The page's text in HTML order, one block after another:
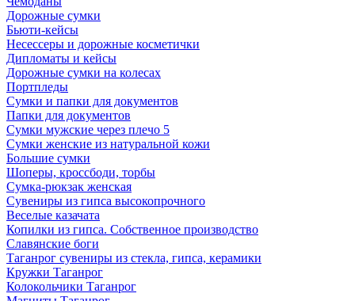
Дорожные сумки
Бьюти-кейсы
Несессеры и дорожные косметички
Дипломаты и кейсы
Дорожные сумки на колесах
Портпледы
Сумки и папки для документов
Папки для документов
Сумки мужские через плечо 5
Сумки женские из натуральной кожи
Большие сумки
Шоперы, кроссбоди, торбы
Сумка-рюкзак женская
Сувениры из гипса высокопрочного
Веселые казачата
Копилки из гипса. Собственное производство
Славянские боги
Таганрог сувениры из стекла, гипса, керамики
Кружки Таганрог
Колокольчики Таганрог